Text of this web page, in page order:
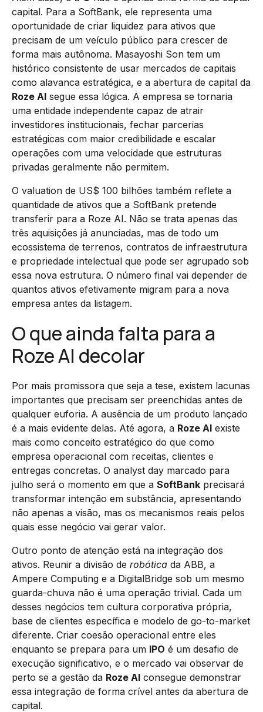
capital. Para a SoftBank, ele representa uma
oportunidade de criar liquidez para ativos que
precisam de um veículo público para crescer de
forma mais autônoma. Masayoshi Son tem um
histórico consistente de usar mercados de capitais
como alavanca estratégica, e a abertura de capital da
Roze AI segue essa lógica. A empresa se tornaria
uma entidade independente capaz de atrair
investidores institucionais, fechar parcerias
estratégicas com maior credibilidade e escalar
operações com uma velocidade que estruturas
privadas geralmente não permitem.
O valuation de US$ 100 bilhões também reflete a
quantidade de ativos que a SoftBank pretende
transferir para a Roze AI. Não se trata apenas das
três aquisições já anunciadas, mas de todo um
ecossistema de terrenos, contratos de infraestrutura
e propriedade intelectual que pode ser agrupado sob
essa nova estrutura. O número final vai depender de
quantos ativos efetivamente migram para a nova
empresa antes da listagem.
O que ainda falta para a
Roze AI decolar
Por mais promissora que seja a tese, existem lacunas
importantes que precisam ser preenchidas antes de
qualquer euforia. A ausência de um produto lançado
é a mais evidente delas. Até agora, a Roze AI existe
mais como conceito estratégico do que como
empresa operacional com receitas, clientes e
entregas concretas. O analyst day marcado para
julho será o momento em que a SoftBank precisará
transformar intenção em substância, apresentando
não apenas a visão, mas os mecanismos reais pelos
quais esse negócio vai gerar valor.
Outro ponto de atenção está na integração dos
ativos. Reunir a divisão de robótica da ABB, a
Ampere Computing e a DigitalBridge sob um mesmo
guarda-chuva não é uma operação trivial. Cada um
desses negócios tem cultura corporativa própria,
base de clientes específica e modelo de go-to-market
diferente. Criar coesão operacional entre eles
enquanto se prepara para um IPO é um desafio de
execução significativo, e o mercado vai observar de
perto se a gestão da Roze AI consegue demonstrar
essa integração de forma crível antes da abertura de
capital.